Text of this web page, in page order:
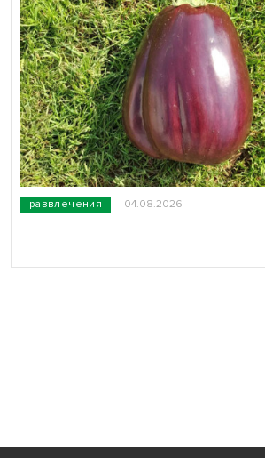
развлечения 04.08.2026